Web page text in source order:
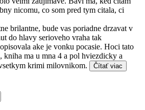
nicomu, co som pred tym citala, ci
brilantne, bude vas poriadne drzavat v
do hlavy serioveho vraha tak
ake je vonku pocasie. Hoci tato
kniha ma u mna 4 a pol hviezdicky a
krimi milovnikom.
Čítať viac